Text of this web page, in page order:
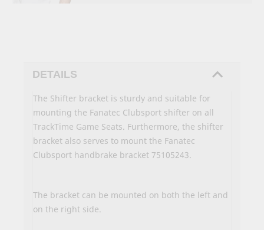
DETAILS
The Shifter bracket is sturdy and suitable for
mounting the Fanatec Clubsport shifter on all
TrackTime Game Seats. Furthermore, the shifter
bracket also serves to mount the Fanatec
Clubsport handbrake bracket 75105243.
The bracket can be mounted on both the left and
on the right side.